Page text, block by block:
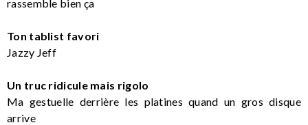
rassemble bien ça
Ton tablist favori
Jazzy Jeff
Un truc ridicule mais rigolo
Ma gestuelle derrière les platines quand un gros disque
arrive